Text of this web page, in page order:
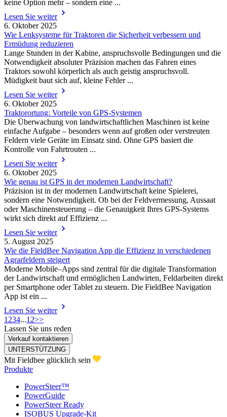
keine Option mehr – sondern eine ...
Lesen Sie weiter
6. Oktober 2025
Wie Lenksysteme für Traktoren die Sicherheit verbessern und
Ermüdung reduzieren
Lange Stunden in der Kabine, anspruchsvolle Bedingungen und die
Notwendigkeit absoluter Präzision machen das Fahren eines
Traktors sowohl körperlich als auch geistig anspruchsvoll.
Müdigkeit baut sich auf, kleine Fehler ...
Lesen Sie weiter
6. Oktober 2025
Traktorortung: Vorteile von GPS-Systemen
Die Überwachung von landwirtschaftlichen Maschinen ist keine
einfache Aufgabe – besonders wenn auf großen oder verstreuten
Feldern viele Geräte im Einsatz sind. Ohne GPS basiert die
Kontrolle von Fahrtrouten ...
Lesen Sie weiter
6. Oktober 2025
Wie genau ist GPS in der modernen Landwirtschaft?
Präzision ist in der modernen Landwirtschaft keine Spielerei,
sondern eine Notwendigkeit. Ob bei der Feldvermessung, Aussaat
oder Maschinensteuerung – die Genauigkeit Ihres GPS-Systems
wirkt sich direkt auf Effizienz ...
Lesen Sie weiter
5. August 2025
Wie die FieldBee Navigation App die Effizienz in verschiedenen
Agrarfeldern steigert
Moderne Mobile–Apps sind zentral für die digitale Transformation
der Landwirtschaft und ermöglichen Landwirten, Feldarbeiten direkt
per Smartphone oder Tablet zu steuern. Die FieldBee Navigation
App ist ein ...
Lesen Sie weiter
1 234...12>>
Lassen Sie uns reden
Verkauf kontaktieren
UNTERSTÜTZUNG
Mit Fieldbee glücklich sein
Produkte
PowerSteer™
PowerGuide
PowerSteer Ready
ISOBUS Upgrade-Kit